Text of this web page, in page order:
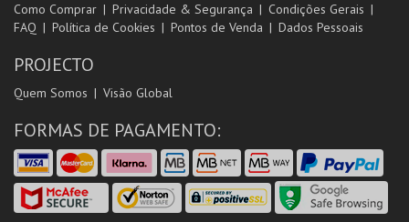
Como Comprar Privacidade & Segurança
Condições Gerais
FAQ
Política de Cookies Pontos de Venda Dados Pessoais
PROJECTO
Quem Somos Visão Global
FORMAS DE PAGAMENTO: